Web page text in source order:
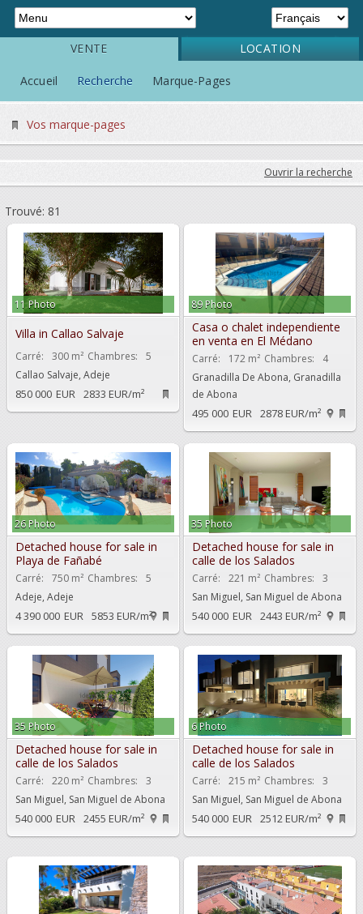
VENTE LOCATION
Accueil Recherche Marque-Pages
Vos marque-pages
Ouvrir la recherche
Trouvé: 81
11 Photo
Villa in Callao Salvaje
Carré: 300 m² Chambres:
5
Callao Salvaje, Adeje
850 000 EUR 2833 EUR/m²
89 Photo
Casa o chalet independiente
en venta en El Médano
Carré: 172 m² Chambres:
4
Granadilla De Abona, Granadilla
de Abona
495 000 EUR 2878 EUR/m²
26 Photo
Detached house for sale in
Playa de Fañabé
Carré: 750 m² Chambres:
5
Adeje, Adeje
4 390 000 EUR 5853 EUR/m²
35 Photo
Detached house for sale in
calle de los Salados
Carré: 221 m² Chambres:
3
San Miguel, San Miguel de Abona
540 000 EUR 2443 EUR/m²
35 Photo
Detached house for sale in
calle de los Salados
Carré: 220 m² Chambres:
3
San Miguel, San Miguel de Abona
540 000 EUR 2455 EUR/m²
6 Photo
Detached house for sale in
calle de los Salados
Carré: 215 m² Chambres:
3
San Miguel, San Miguel de Abona
540 000 EUR 2512 EUR/m²